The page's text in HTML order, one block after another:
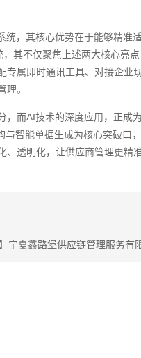
，其核心优势在于能够精准
其不仅聚焦上述两大核心亮
属即时通讯工具、对接企业
。
而AI技术的深度应用，正成
智能单据生成为核心突破口
透明化，让供应商管理更精
宁夏鑫路堡供应链管理服务有